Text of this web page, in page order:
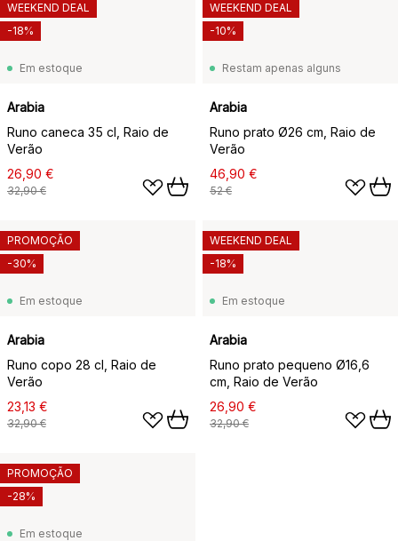
Em estoque
Arabia
Runo caneca 35 cl, Raio de
Verão
26,90 €
32,90 €
WEEKEND DEAL
-18%
Restam apenas alguns
Arabia
Runo prato Ø26 cm, Raio de
Verão
46,90 €
52 €
WEEKEND DEAL
-10%
Em estoque
Arabia
Runo copo 28 cl, Raio de
Verão
23,13 €
32,90 €
PROMOÇÃO
-30%
Em estoque
Arabia
Runo prato pequeno Ø16,6
cm, Raio de Verão
26,90 €
32,90 €
WEEKEND DEAL
-18%
Em estoque
PROMOÇÃO
-28%